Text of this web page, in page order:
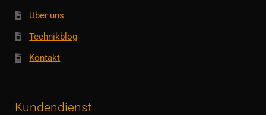
Über uns
Technikblog
Kontakt
Kundendienst